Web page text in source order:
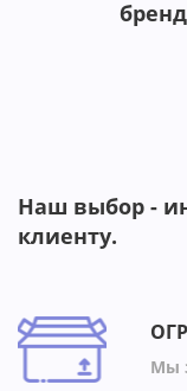
Наш выбор -
клиенту.
Мы